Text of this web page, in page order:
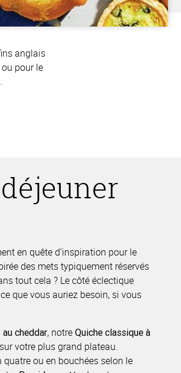
anglais
pour le
en quête d’inspiration pour le
des mets typiquement réservés
tout cela ? Le côté éclectique
que vous auriez besoin, si vous
cheddar, notre Quiche classique à
sur votre plus grand plateau.
quatre ou en bouchées selon le